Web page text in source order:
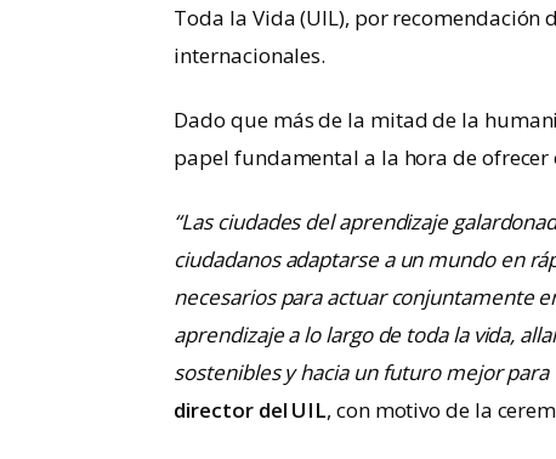
Toda la Vida (UIL), por
internacionales.
Dado que más de la mitad de la
papel fundamental a la hora de
“Las ciudades del aprendizaje
ciudadanos adaptarse a un mundo en
necesarios para actuar conjuntamente
aprendizaje a lo largo de toda la vida,
sostenibles y hacia un futuro mejor para
director del UIL, con motivo de la